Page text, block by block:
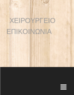
ΧΕΙΡΟΥΡΓΕΙΟ
ΕΠΙΚΟΙΝΩΝΙΑ